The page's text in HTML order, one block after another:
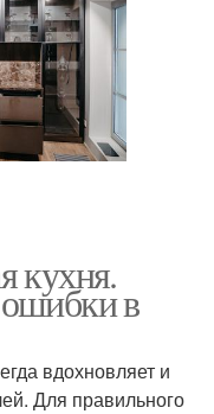
кухня.
в
вдохновляет и
Для правильного